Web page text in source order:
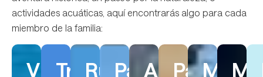
actividades acuáticas, aquí encontrarás algo para cada
miembro de la familia:
VisitaTrenRutasPaseos
Alquiler
Paddle